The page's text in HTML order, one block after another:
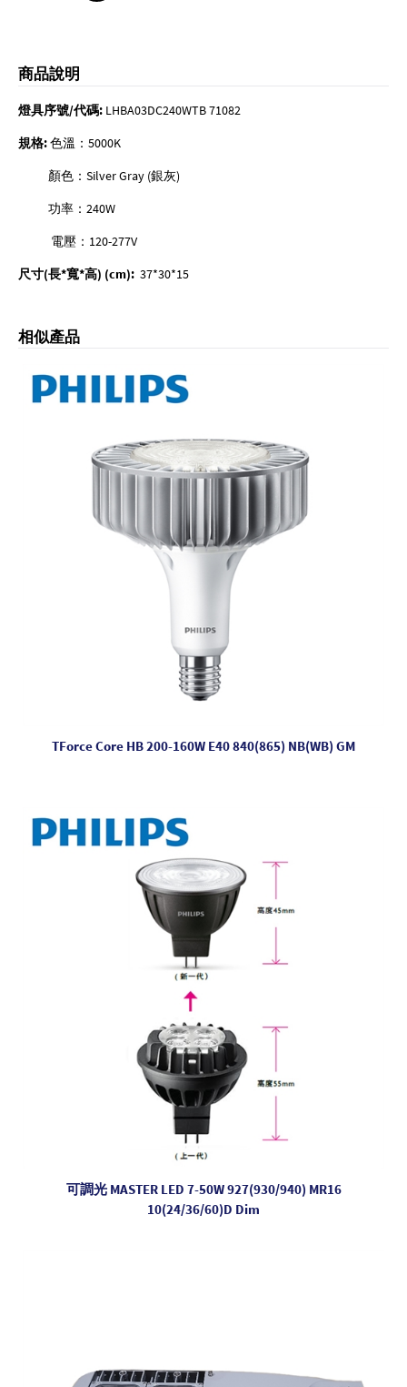
商品說明
燈具序號/代碼: LHBA03DC240WTB71082
規格:色溫：5000K
顏色：Silver Gray (銀灰)
功率：240W
電壓：120-277V
尺寸(長*寬*高) (cm): 37*30*15
相似產品
TForce Core HB 200-160W E40 840(865) NB(WB) GM
可調光 MASTER LED 7-50W 927(930/940) MR16
10(24/36/60)D Dim